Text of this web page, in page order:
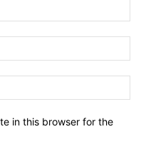
in this browser for the